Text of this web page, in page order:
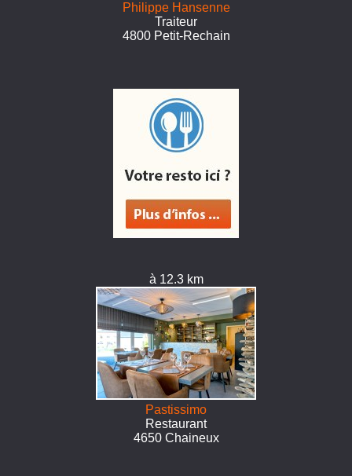
Philippe Hansenne
Traiteur
4800 Petit-Rechain
à 12.3 km
Pastissimo
Restaurant
4650 Chaineux